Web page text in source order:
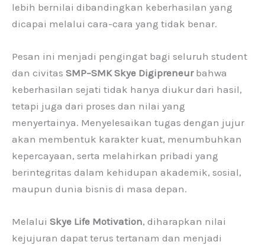
lebih bernilai dibandingkan keberhasilan yang
dicapai melalui cara-cara yang tidak benar.
Pesan ini menjadi pengingat bagi seluruh student
dan civitas SMP–SMK Skye Digipreneurbahwa
keberhasilan sejati tidak hanya diukur dari hasil,
tetapi juga dari proses dan nilai yang
menyertainya. Menyelesaikan tugas dengan jujur
akan membentuk karakter kuat, menumbuhkan
kepercayaan, serta melahirkan pribadi yang
berintegritas dalam kehidupan akademik, sosial,
maupun dunia bisnis di masa depan.
Melalui Skye Life Motivation, diharapkan nilai
kejujuran dapat terus tertanam dan menjadi